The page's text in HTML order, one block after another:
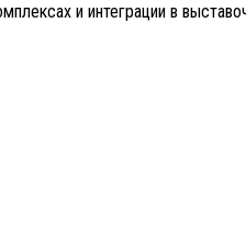
и интеграции в